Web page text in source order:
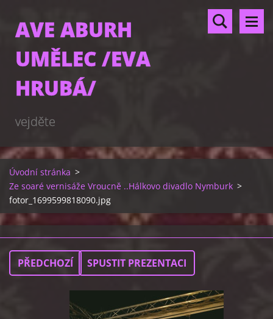
AVE ABURH
UMĚLEC /EVA
HRUBÁ/
vejděte
Úvodní stránka >
Ze soaré vernisáže Vroucně ..Hálkovo divadlo Nymburk >
fotor_1699599818090.jpg
PŘEDCHOZÍ SPUSTIT PREZENTACI